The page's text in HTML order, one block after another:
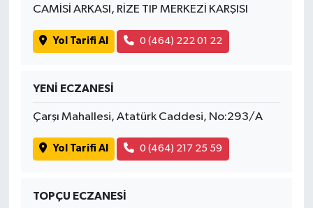
CAMİSİ ARKASI, RİZE TIP MERKEZİ KARŞISI
Yol Tarifi Al 0 (464) 222 01 22
YENİ ECZANESİ
Çarşı Mahallesi, Atatürk Caddesi, No:293/A
Yol Tarifi Al 0 (464) 217 25 59
TOPÇU ECZANESİ